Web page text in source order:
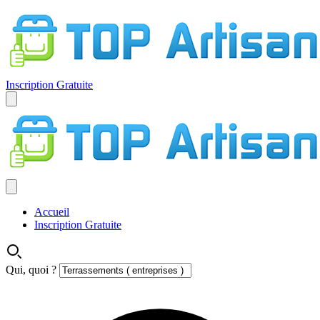
Inscription Gratuite
Accueil
Inscription Gratuite
Qui, quoi ?